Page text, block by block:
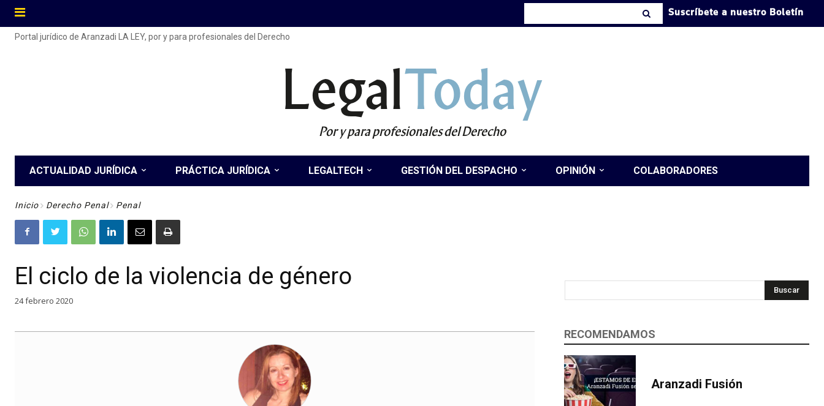
Suscríbete a nuestro Boletín
Portal jurídico de Aranzadi LA LEY, por y para profesionales del Derecho
LegalToday
Por y para profesionales del Derecho
ACTUALIDAD JURÍDICA PRÁCTICA JURÍDICA LEGALTECH GESTIÓN DEL DESPACHO OPINIÓN COLABORADORES
Inicio Derecho Penal Penal
El ciclo de la violencia de género
24 febrero 2020
Buscar
RECOMENDAMOS
Aranzadi Fusión